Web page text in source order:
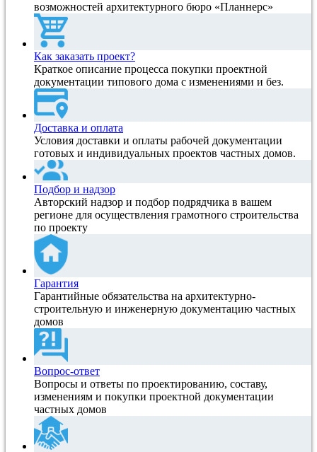
возможностей архитектурного бюро «Планнерс»
Как заказать проект?
Краткое описание процесса покупки проектной
документации типового дома с изменениями и без.
Доставка и оплата
Условия доставки и оплаты рабочей документации
готовых и индивидуальных проектов частных домов.
Подбор и надзор
Авторский надзор и подбор подрядчика в вашем
регионе для осуществления грамотного строительства
по проекту
Гарантия
Гарантийные обязательства на архитектурно-
строительную и инженерную документацию частных
домов
Вопрос-ответ
Вопросы и ответы по проектированию, составу,
изменениям и покупки проектной документации
частных домов